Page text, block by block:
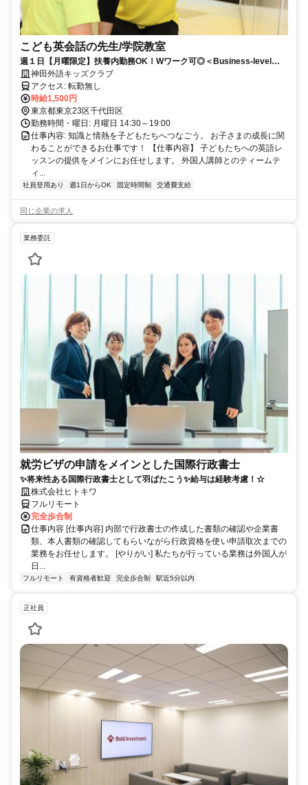
こども英会話の先生/学院教室
週１日【月曜限定】扶養内勤務OK！Wワーク可◎＜Business-level
Japanese required.＞
神田外語キッズクラブ
アクセス: 転勤無し
時給1,500円
東京都東京23区千代田区
勤務時間・曜日: 月曜日 14:30～19:00
仕事内容: 知識と情熱を子どもたちへつなごう。 お子さまの成長に関
わることができるお仕事です！ 【仕事内容】 子どもたちへの英語レ
ッスンの提供をメインにお任せします。 外国人講師とのティームテ
ィ...
社員登用あり 週1日からOK 固定時間制 交通費支給
同じ企業の求人
業務委託
就労ビザの申請をメインとした国際行政書士
✨将来性ある国際行政書士として羽ばたこう✨給与は経験考慮！☆
株式会社ヒトキワ
フルリモート
完全歩合制
仕事内容 [仕事内容] 内部で行政書士の作成した書類の確認や企業書
類、本人書類の確認してもらいながら行政資格を使い申請取次までの
業務をお任せします。 [やりがい] 私たちが行っている業務は外国人が
日...
フルリモート 有資格者歓迎 完全歩合制 駅近5分以内
正社員